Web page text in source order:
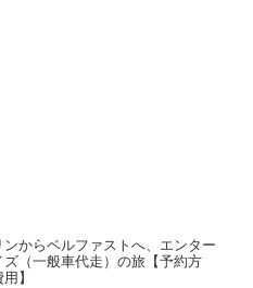
ンからベルファストへ、エンター
ズ（一般車代走）の旅【予約方
】